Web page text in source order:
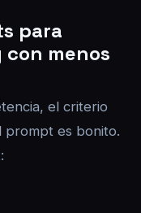
para
menos
el criterio
es bonito.